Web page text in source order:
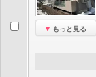
もっと見る